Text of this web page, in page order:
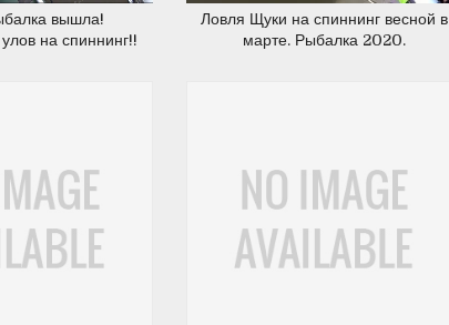
вышла!
на спиннинг!!
Ловля Щуки на спиннинг весной в
марте. Рыбалка 2020.
29.02.2020